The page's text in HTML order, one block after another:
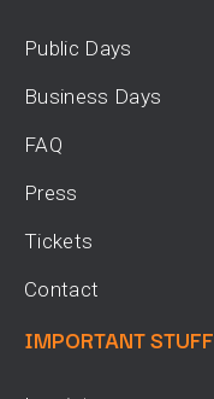
Public Days
Business Days
FAQ
Press
Tickets
Contact
IMPORTANT STUFF